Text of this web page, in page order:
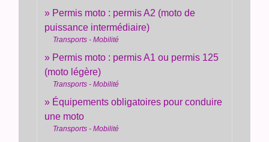
Permis moto : permis A2 (moto de
puissance intermédiaire)
Transports - Mobilité
Permis moto : permis A1 ou permis 125
(moto légère)
Transports - Mobilité
Équipements obligatoires pour conduire
une moto
Transports - Mobilité